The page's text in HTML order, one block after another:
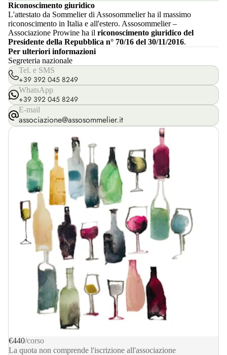
Riconoscimento giuridico
L'attestato da Sommelier di Assosommelier ha il massimo
riconoscimento in Italia e all'estero. Assosommelier –
Associazione Prowine ha il riconoscimento giuridico del
Presidente della Repubblica n° 70/16 del 30/11/2016.
Per ulteriori informazioni
Segreteria nazionale
Tel. e SMS
+39 392 045 8249
WhatsApp
+39 392 045 8249
E-mail
associazione@assosommelier.it
€440/corso
La quota non comprende l'iscrizione all'associazione